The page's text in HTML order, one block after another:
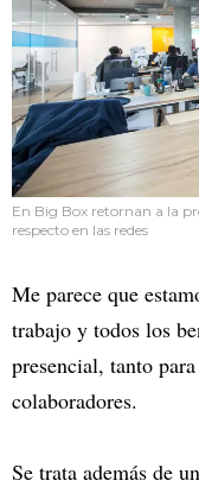
En Big Box retornan a la
respecto en las redes
Me parece que
trabajo y todos los
presencial, tanto
colaboradores.
Se trata además de